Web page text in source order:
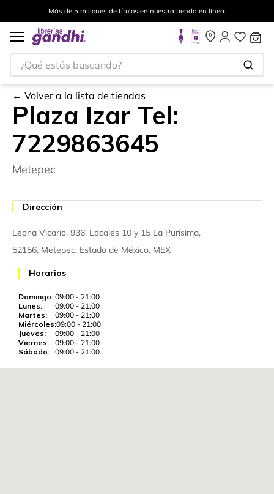
Más de 5 millones de títulos en nuestra tienda en línea.
¿Qué estás buscando?
← Volver a la lista de tiendas
Plaza Izar Tel:
7229863645
Metepec
Dirección
Leona Vicario, 936, Locales 10 y 15 La Purísima,
52156, Metepec, Estado de México, MEX
Horarios
Domingo: 09:00 - 21:00
Lunes:
09:00 - 21:00
Martes:
09:00 - 21:00
Miércoles:09:00 - 21:00
Jueves:
09:00 - 21:00
Viernes:
09:00 - 21:00
Sábado: 09:00 - 21:00